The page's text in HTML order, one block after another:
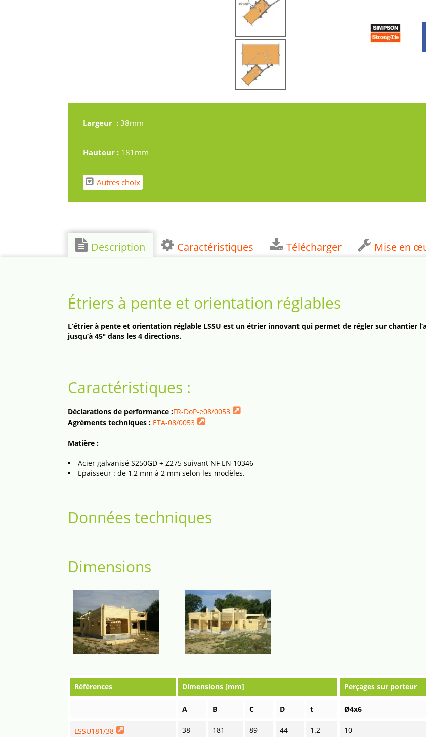
Largeur :38mm
Hauteur : 181mm
Autres choix
Description Caractéristiques Télécharger Mise en
Étriers à pente et orientation réglables
L’étrier à pente et orientation réglable LSSU est un étrier innovant qui permet de régler sur chantier
jusqu‘à 45° dans les 4 directions.
Caractéristiques :
Déclarations de performance :FR-DoP-e08/0053
Agréments techniques : ETA-08/0053
Matière :
Acier galvanisé S250GD + Z275 suivant NF EN 10346
Epaisseur : de 1,2 mm à 2 mm selon les modèles.
Données techniques
Dimensions
Références Dimensions [mm] Perçages sur porteur
A B C D t Ø4x6
LSSU181/38 38 181 89 44 1.2 10